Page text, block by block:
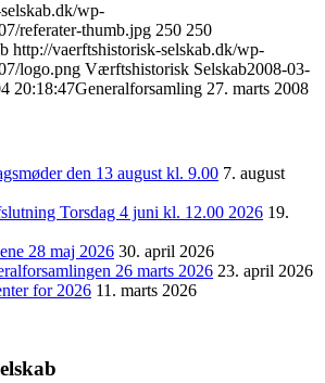
wp-
referater-thumb.jpg 250 250
http://vaerftshistorisk-selskab.dk/wp-
logo.png Værftshistorisk Selskab2008-03-
20:18:47Generalforsamling 27. marts 2008
den 13 august kl. 9.00 7. august
Torsdag 4 juni kl. 12.00 2026 19.
28 maj 2026 30. april 2026
26 marts 2026 23. april 2026
for 2026 11. marts 2026